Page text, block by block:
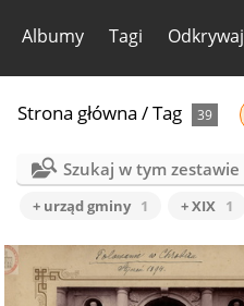
Albumy Tagi Odkrywaj
Strona główna /Tag 39
Szukaj w tym zestawie
+ urząd gminy 1 + XIX 1